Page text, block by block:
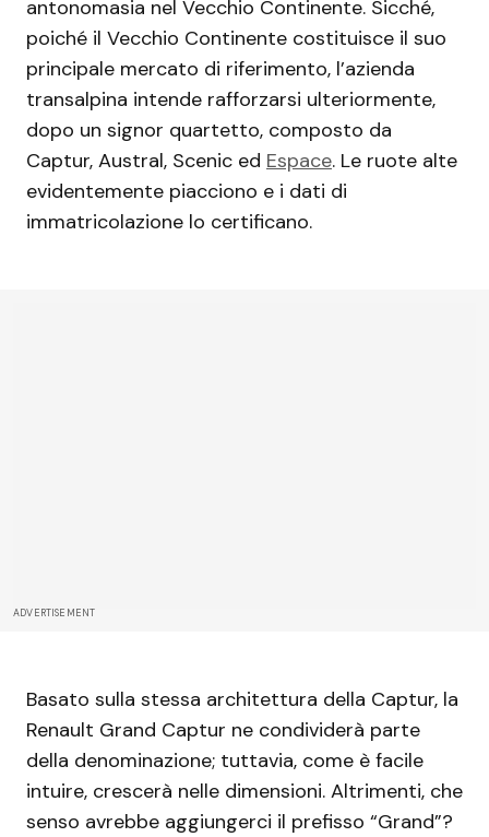
antonomasia nel Vecchio Continente. Sicché,
poiché il Vecchio Continente costituisce il suo
principale mercato di riferimento, l’azienda
transalpina intende rafforzarsi ulteriormente,
dopo un signor quartetto, composto da
Captur, Austral, Scenic ed Espace. Le ruote alte
evidentemente piacciono e i dati di
immatricolazione lo certificano.
ADVERTISEMENT
Basato sulla stessa architettura della Captur, la
Renault Grand Captur ne condividerà parte
della denominazione; tuttavia, come è facile
intuire, crescerà nelle dimensioni. Altrimenti, che
senso avrebbe aggiungerci il prefisso “Grand”?